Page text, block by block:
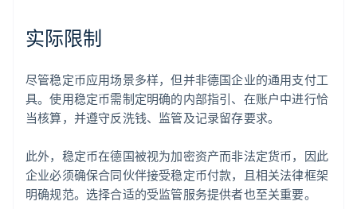
实际限制
尽管稳定币应用场景多样，但并非德国企业的通用支付工
具。使用稳定币需制定明确的内部指引、在账户中进行恰
当核算，并遵守反洗钱、监管及记录留存要求。
此外，稳定币在德国被视为加密资产而非法定货币，因此
企业必须确保合同伙伴接受稳定币付款，且相关法律框架
明确规范。选择合适的受监管服务提供者也至关重要。
阿联酋
English